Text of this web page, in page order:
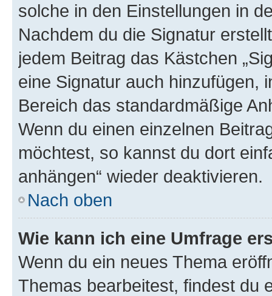
solche in den Einstellungen in
Nachdem du die Signatur
jedem Beitrag das Kästchen
eine Signatur auch hinzufügen,
Bereich das standardmäßige
Wenn du einen einzelnen
möchtest, so kannst du dort
anhängen“ wieder deaktivieren.
Nach oben
Wie kann ich eine Umfrage
Wenn du ein neues Thema
Themas bearbeitest, findest du